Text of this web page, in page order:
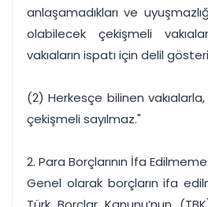
anlaşamadıkları ve
olabilecek çekişmeli
vakıaların ispatı için delil
(2) Herkesçe bilinen
çekişmeli sayılmaz."
2. Para Borçlarının İfa
Genel olarak borçların ifa